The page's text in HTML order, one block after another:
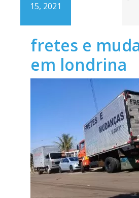
15, 2021
fretes e
em londrina